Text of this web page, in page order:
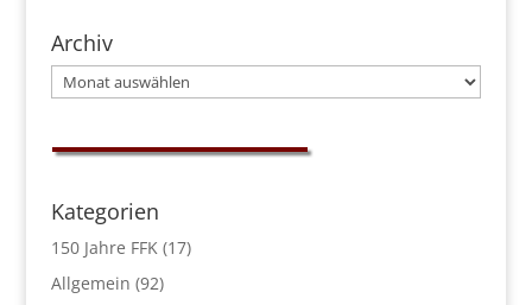
Archiv
Archiv
Kategorien
150 Jahre FFK(17)
Allgemein (92)